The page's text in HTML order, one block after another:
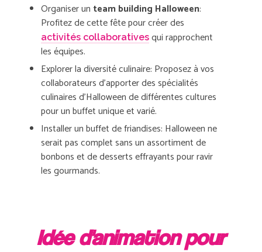
Organiser un team building Halloween:
Profitez de cette fête pour créer des
activités collaboratives qui rapprochent
les équipes.
Explorer la diversité culinaire: Proposez à vos
collaborateurs d’apporter des spécialités
culinaires d’Halloween de différentes cultures
pour un buffet unique et varié.
Installer un buffet de friandises: Halloween ne
serait pas complet sans un assortiment de
bonbons et de desserts effrayants pour ravir
les gourmands.
Idée d'animation pour